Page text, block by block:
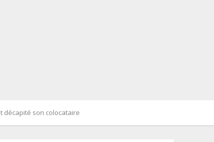
décapité son colocataire